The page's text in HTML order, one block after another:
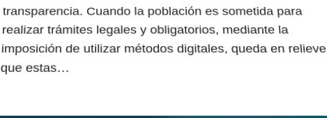
transparencia. Cuando la población es sometida para
realizar trámites legales y obligatorios, mediante la
imposición de utilizar métodos digitales, queda en relieve
que estas…